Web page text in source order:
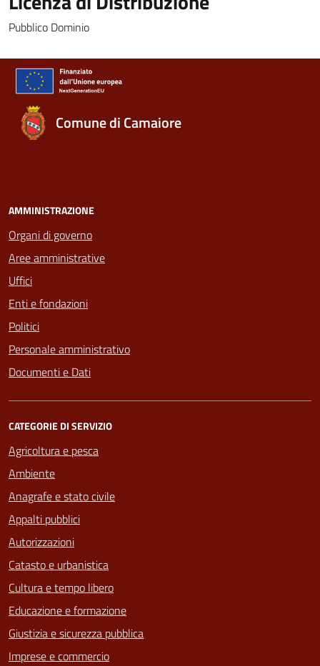
Pubblico Dominio
Comune di Camaiore
AMMINISTRAZIONE
Organi di governo
Aree amministrative
Uffici
Enti e fondazioni
Politici
Personale amministrativo
Documenti e Dati
CATEGORIE DI SERVIZIO
Agricoltura e pesca
Ambiente
Anagrafe e stato civile
Appalti pubblici
Autorizzazioni
Catasto e urbanistica
Cultura e tempo libero
Educazione e formazione
Giustizia e sicurezza pubblica
Imprese e commercio